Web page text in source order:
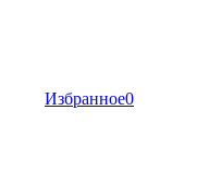
Избранное0